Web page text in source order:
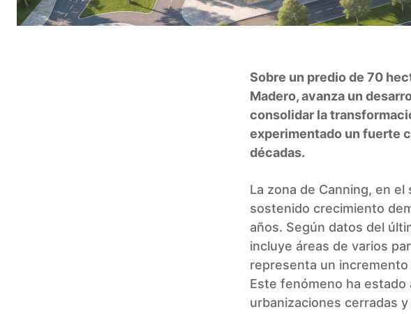
Sobre un predio de 70
Madero, avanza un
consolidar la
experimentado un fuerte
décadas.
La zona de Canning, en
sostenido crecimiento
años. Según datos del
incluye áreas de varios
representa un
Este fenómeno ha estado
urbanizaciones cerradas